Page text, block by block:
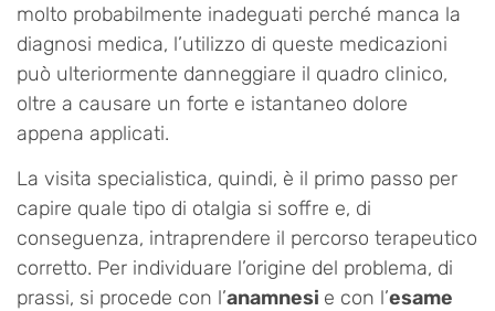
molto probabilmente inadeguati perché manca la
diagnosi medica, l’utilizzo di queste medicazioni
può ulteriormente danneggiare il quadro clinico,
oltre a causare un forte e istantaneo dolore
appena applicati.
La visita specialistica, quindi, è il primo passo per
capire quale tipo di otalgia si soffre e, di
conseguenza, intraprendere il percorso terapeutico
corretto. Per individuare l’origine del problema, di
prassi, si procede con l’anamnesi e con l’esame